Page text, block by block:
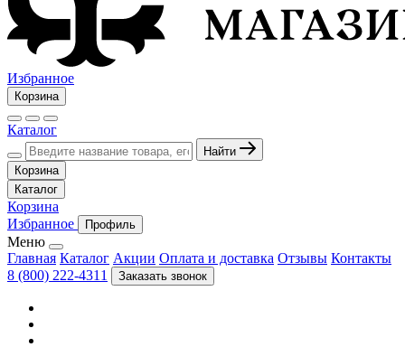
Избранное
Корзина
Каталог
Найти
Корзина
Каталог
Корзина
Избранное
Профиль
Меню
Главная Каталог Акции Оплата и доставка Отзывы Контакты
8 (800) 222-4311
Заказать звонок